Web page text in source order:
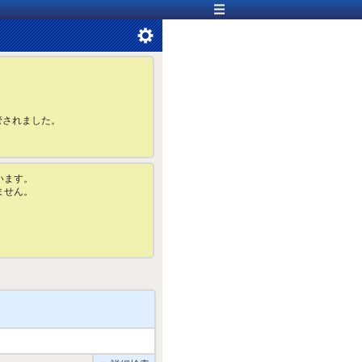
れました。
す。
ん。